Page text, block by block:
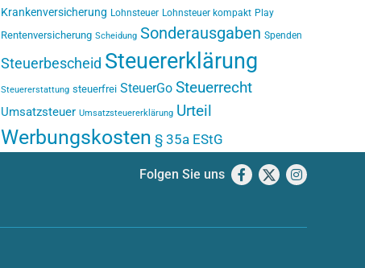
Krankenversicherung Lohnsteuer Lohnsteuer kompakt Play
Rentenversicherung Scheidung Sonderausgaben Spenden
Steuerbescheid Steuererklärung
Steuererstattung steuerfrei SteuerGo Steuerrecht
Umsatzsteuer Umsatzsteuererklärung Urteil
Werbungskosten § 35a EStG
Folgen Sie uns Facebook
X Instagram